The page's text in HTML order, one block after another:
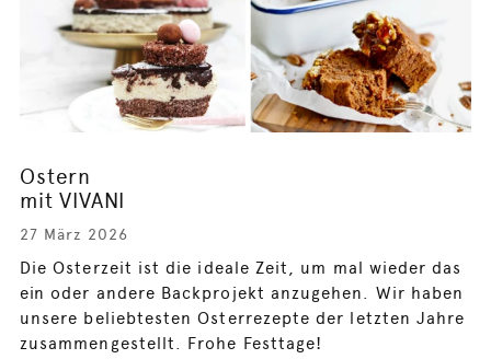
Ostern
mit VIVANI
27 März 2026
Die Osterzeit ist die ideale Zeit, um mal wieder das
ein oder andere Backprojekt anzugehen. Wir haben
unsere beliebtesten Osterrezepte der letzten Jahre
zusammengestellt. Frohe Festtage!